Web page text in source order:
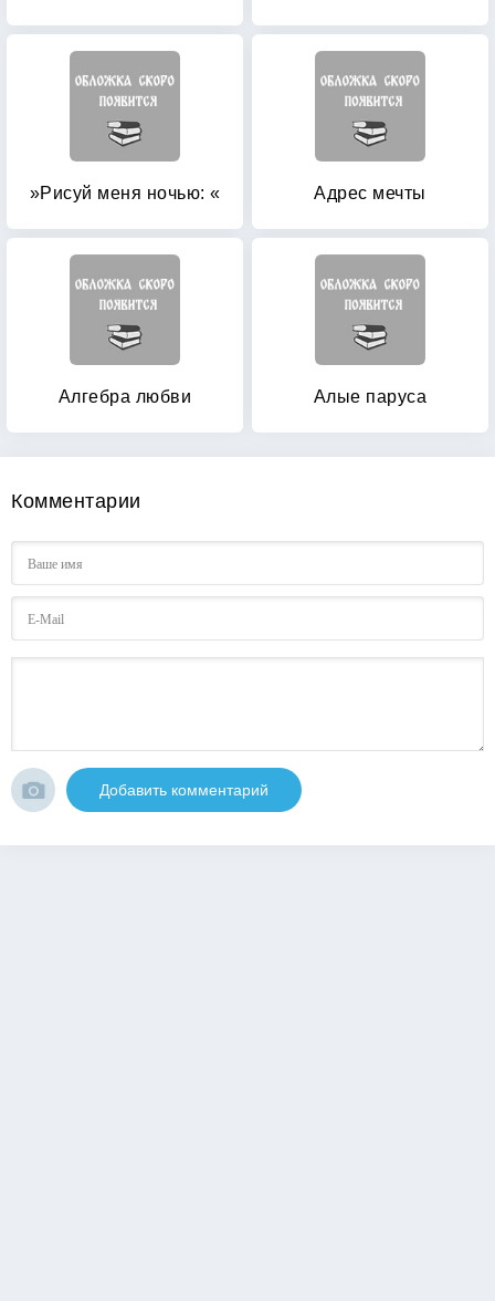
»Рисуй меня ночью: « Адрес мечты
Алгебра любви Алые паруса
Комментарии